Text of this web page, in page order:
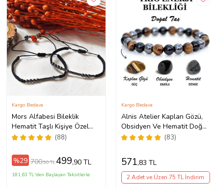
Mors Alfabesi Bileklik
Hematit Taşlı Kişiye Özel
Sevgili Çift Bilekliği
(88)
Kargo Bedava
%29 700,90 TL499,90 TL
181,63 TL'den Başlayan Taksitlerle
Alnis Atelier Kaplan Gözü,
Obsidyen Ve Hematit Doğal
Taş Erkek Bileklik (KAHVE-
(83)
Kargo Bedava
571,83 TL
2 Adet ve Üzeri 75 TL İndirim